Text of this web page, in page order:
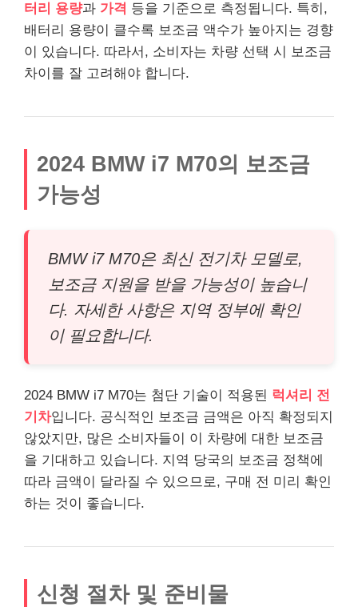
터리 용량과 가격 등을 기준으로 측정됩니다. 특히,
배터리 용량이 클수록 보조금 액수가 높아지는 경향
이 있습니다. 따라서, 소비자는 차량 선택 시 보조금
차이를 잘 고려해야 합니다.
2024 BMW i7 M70의 보조금
가능성
BMW i7 M70은 최신 전기차 모델로,
보조금 지원을 받을 가능성이 높습니
다. 자세한 사항은 지역 정부에 확인
이 필요합니다.
2024 BMW i7 M70는 첨단 기술이 적용된 럭셔리 전
기차입니다. 공식적인 보조금 금액은 아직 확정되지
않았지만, 많은 소비자들이 이 차량에 대한 보조금
을 기대하고 있습니다. 지역 당국의 보조금 정책에
따라 금액이 달라질 수 있으므로, 구매 전 미리 확인
하는 것이 좋습니다.
신청 절차 및 준비물